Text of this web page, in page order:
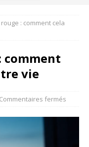
: comment cela
comment
vie
Commentaires fermés